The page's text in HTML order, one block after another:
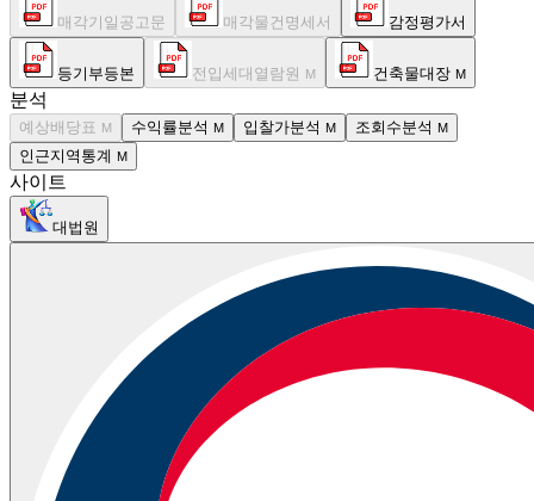
매각기일공고문 매각물건명세서 감정평가서
등기부등본 전입세대열람원 M 건축물대장 M
분석
예상배당표 M 수익률분석 M 입찰가분석 M 조회수분석 M
인근지역통계 M
사이트
대법원